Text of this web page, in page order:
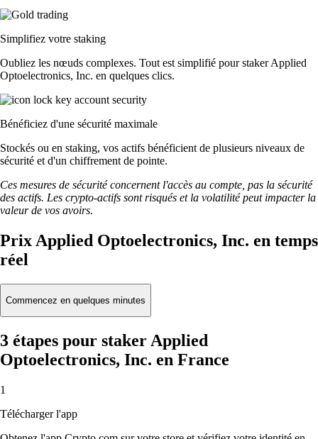
Simplifiez votre staking
Oubliez les nœuds complexes. Tout est simplifié pour staker Applied
Optoelectronics, Inc. en quelques clics.
Bénéficiez d'une sécurité maximale
Stockés ou en staking, vos actifs bénéficient de plusieurs niveaux de
sécurité et d'un chiffrement de pointe.
Ces mesures de sécurité concernent l'accès au compte, pas la sécurité
des actifs. Les crypto-actifs sont risqués et la volatilité peut impacter la
valeur de vos avoirs.
Prix Applied Optoelectronics, Inc. en temps
réel
Commencez en quelques minutes
3 étapes pour staker Applied
Optoelectronics, Inc. en France
1
Télécharger l'app